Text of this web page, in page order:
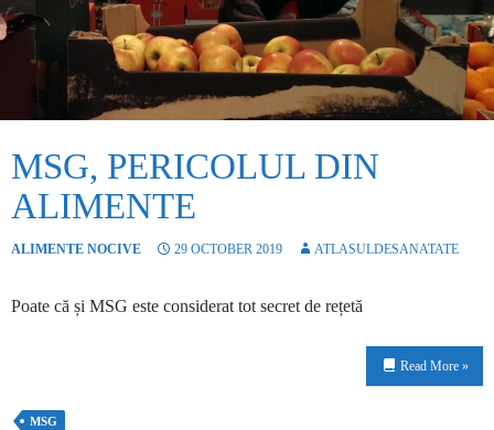
MSG, PERICOLUL DIN
ALIMENTE
ALIMENTE NOCIVE 29 OCTOBER 2019 ATLASULDESANATATE
Poate că și MSG este considerat tot secret de rețetă
Read More »
MSG